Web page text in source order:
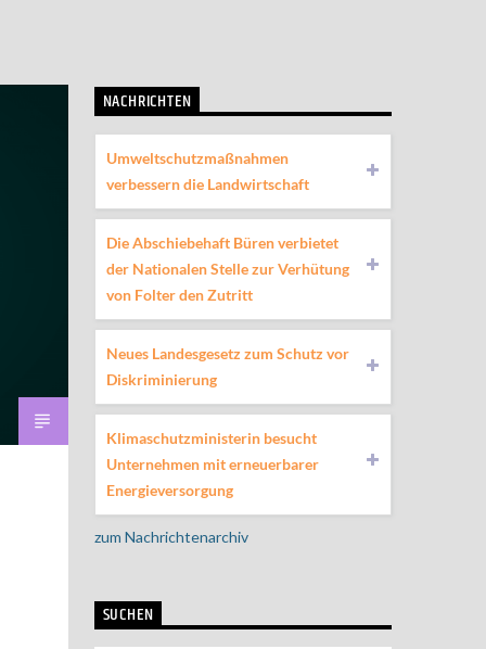
NACHRICHTEN
Umweltschutzmaßnahmen
verbessern die Landwirtschaft
Die Abschiebehaft Büren verbietet
der Nationalen Stelle zur Verhütung
von Folter den Zutritt
Neues Landesgesetz zum Schutz vor
Diskriminierung
Klimaschutzministerin besucht
Unternehmen mit erneuerbarer
Energieversorgung
zum Nachrichtenarchiv
SUCHEN